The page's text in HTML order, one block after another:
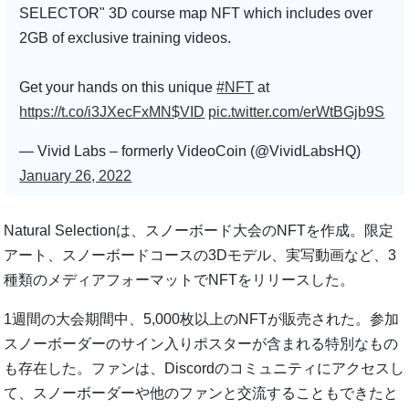
SELECTOR" 3D course map NFT which includes over
2GB of exclusive training videos.
Get your hands on this unique#NFT at
https://t.co/i3JXecFxMN$VID pic.twitter.com/erWtBGjb9S
— Vivid Labs – formerly VideoCoin (@VividLabsHQ)
January 26, 2022
Natural Selectionは、スノーボード大会のNFTを作成。限定
アート、スノーボードコースの3Dモデル、実写動画など、3
種類のメディアフォーマットでNFTをリリースした。
1週間の大会期間中、5,000枚以上のNFTが販売された。参加
スノーボーダーのサイン入りポスターが含まれる特別なもの
も存在した。ファンは、Discordのコミュニティにアクセスし
て、スノーボーダーや他のファンと交流することもできたと